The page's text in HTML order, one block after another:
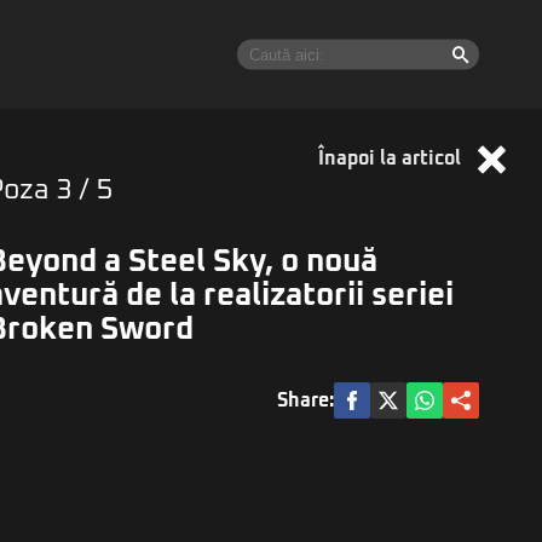
Înapoi la articol
3 / 5
a Steel Sky, o nouă
de la realizatorii seriei
Sword
Share: